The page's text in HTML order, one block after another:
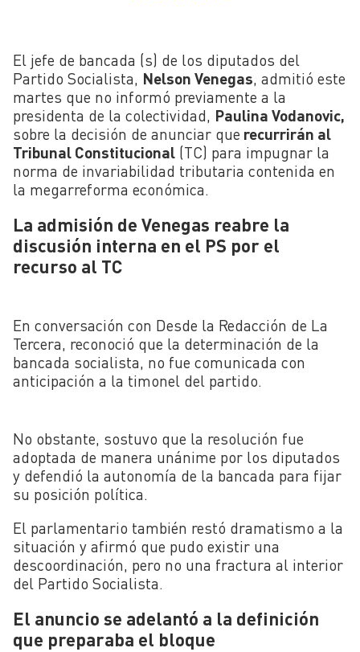
El jefe de bancada (s) de los diputados del
Partido Socialista, Nelson Venegas , admitió este
martes que no informó previamente a la
presidenta de la colectividad, Paulina Vodanovic,
sobre la decisión de anunciar que recurrirán al
Tribunal Constitucional (TC) para impugnar la
norma de invariabilidad tributaria contenida en
la megarreforma económica.
La admisión de Venegas reabre la
discusión interna en el PS por el
recurso al TC
En conversación con Desde la Redacción de La
Tercera, reconoció que la determinación de la
bancada socialista, no fue comunicada con
anticipación a la timonel del partido.
No obstante, sostuvo que la resolución fue
adoptada de manera unánime por los diputados
y defendió la autonomía de la bancada para fijar
su posición política.
El parlamentario también restó dramatismo a la
situación y afirmó que pudo existir una
descoordinación, pero no una fractura al interior
del Partido Socialista.
El anuncio se adelantó a la definición
que preparaba el bloque